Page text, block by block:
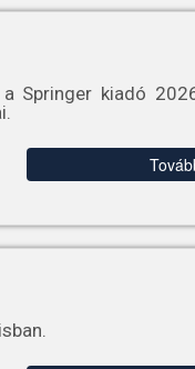
Springer kiadó